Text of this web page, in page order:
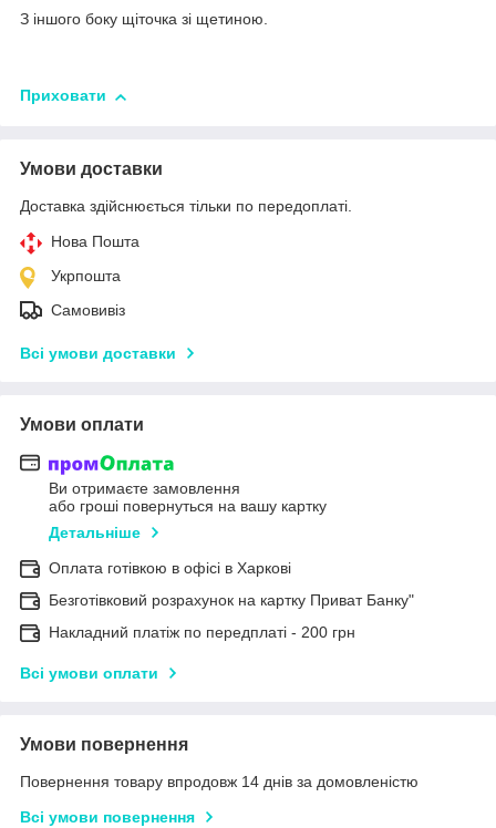
З іншого боку щіточка зі щетиною.
Приховати
Умови доставки
Доставка здійснюється тільки по передоплаті.
Нова Пошта
Укрпошта
Самовивіз
Всі умови доставки
Умови оплати
Ви отримаєте замовлення
або гроші повернуться на вашу картку
Детальніше
Оплата готівкою в офісі в Харкові
Безготівковий розрахунок на картку Приват Банку"
Накладний платіж по передплаті - 200 грн
Всі умови оплати
Умови повернення
Повернення товару впродовж 14 днів за домовленістю
Всі умови повернення